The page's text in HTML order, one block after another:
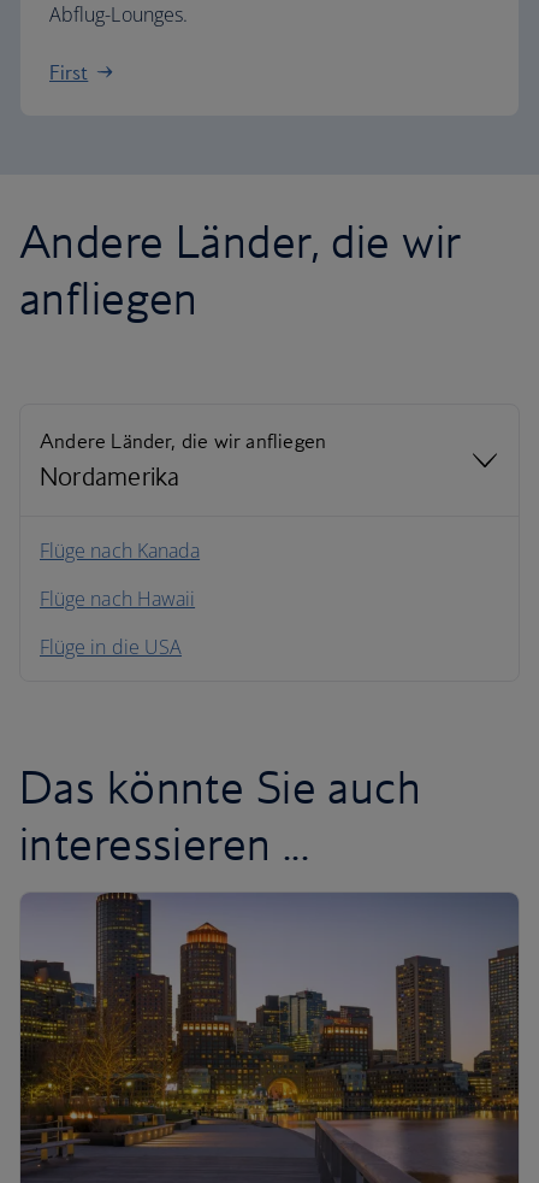
Abflug-Lounges.
First
Andere Länder, die wir
anfliegen
Andere Länder, die wir anfliegen
Nordamerika
Nordamerika
Südamerika
Flüge nach Kanada
Flüge nach Hawaii
Flüge in die USA
Das könnte Sie auch
interessieren ...